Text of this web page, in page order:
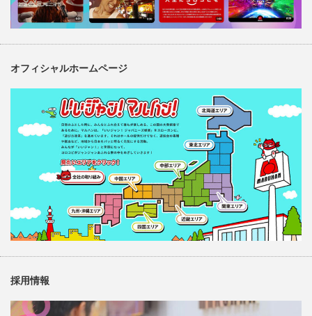
オフィシャルホームページ
採用情報